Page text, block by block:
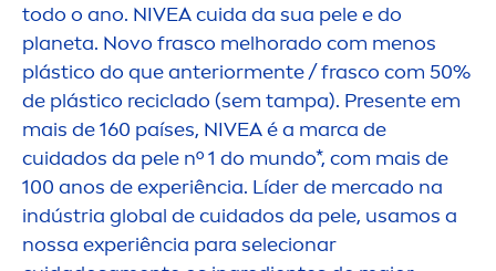
todo o ano. NIVEAcuida da sua pele e do
planeta. Novo frasco melhorado com menos
plástico do que anteriormente / frasco com 50%
de plástico reciclado (sem tampa). Presente em
mais de 160 países, NIVEAé a marca de
cuidados da pele nº 1 do mundo*, com mais de
100 anos de experiência. Líder de mercado na
indústria global de cuidados da pele, usamos a
nossa experiência para selecionar